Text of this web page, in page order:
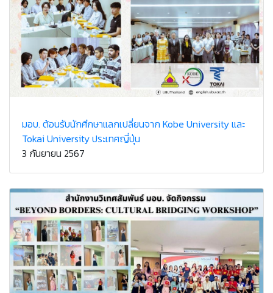
มอบ. ต้อนรับนักศึกษาแลกเปลี่ยนจาก Kobe University และ
Tokai University ประเทศญี่ปุ่น
3 กันยายน 2567